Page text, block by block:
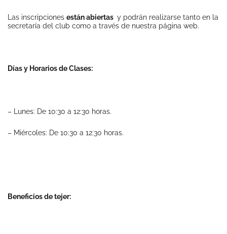
Las inscripciones están abiertas y podrán realizarse tanto en la
secretaría del club como a través de nuestra página web.
Días y Horarios de Clases:
– Lunes: De 10:30 a 12:30 horas.
– Miércoles: De 10:30 a 12:30 horas.
Beneficios de tejer: